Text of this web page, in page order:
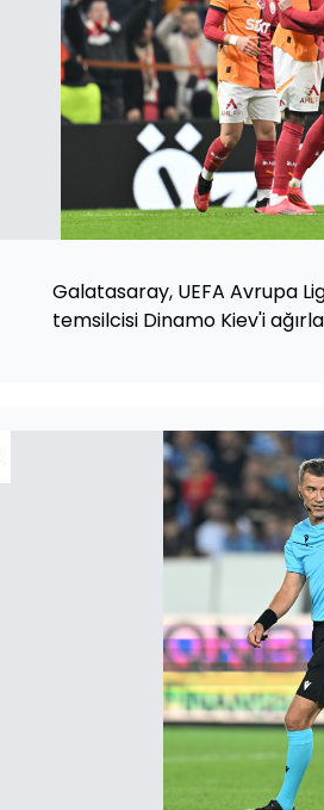
Galatasaray, UEFA Avrupa
temsilcisi Dinamo Kiev'i